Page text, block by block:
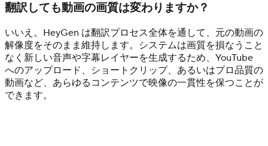
翻訳しても動画の画質は変わりますか？
いいえ。HeyGen は翻訳プロセス全体を通して、元の動画の
解像度をそのまま維持します。システムは画質を損なうこと
なく新しい音声や字幕レイヤーを生成するため、YouTube
へのアップロード、ショートクリップ、あるいはプロ品質の
動画など、あらゆるコンテンツで映像の一貫性を保つことが
できます。